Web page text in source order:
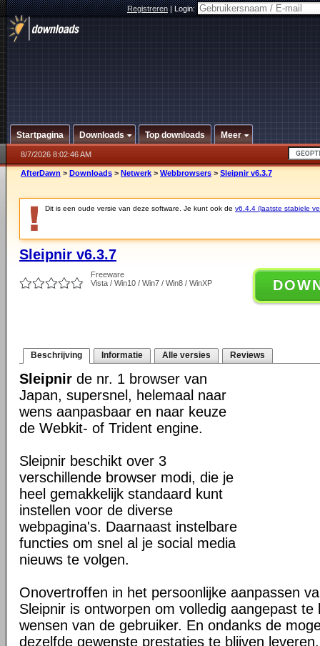
Registreren|Login:
Startpagina Downloads Top downloads Meer
8/7/2026 8:02:46 AM
AfterDawn > Downloads > Netwerk > Webbrowsers > Sleipnir v6.3.7
Dit is een oude versie van deze software. Je kunt ook de v6.4.4 (laatste stabiele
Sleipnir v6.3.7
Freeware
Vista / Win10 / Win7 / Win8 / WinXP
Beschrijving Informatie Alle versies Reviews
Sleipnir de nr. 1 browser van
Japan, supersnel, helemaal naar
wens aanpasbaar en naar keuze
de Webkit- of Trident engine.
Sleipnir beschikt over 3
verschillende browser modi, die je
heel gemakkelijk standaard kunt
instellen voor de diverse
webpagina's. Daarnaast instelbare
functies om snel al je social media
nieuws te volgen.
Onovertroffen in het persoonlijke aanpassen
Sleipnir is ontworpen om volledig aangepast
wensen van de gebruiker. En ondanks de
dezelfde gewenste prestaties te blijven